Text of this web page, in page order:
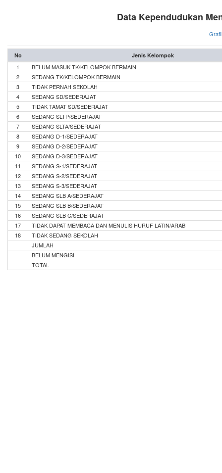
Data Kependudukan
No Jenis Kelompok
1
BELUM MASUK TK/KELOMPOK BERMAIN
2
SEDANG TK/KELOMPOK BERMAIN
3
TIDAK PERNAH SEKOLAH
4
SEDANG SD/SEDERAJAT
5
TIDAK TAMAT SD/SEDERAJAT
6
SEDANG SLTP/SEDERAJAT
7
SEDANG SLTA/SEDERAJAT
8
SEDANG D-1/SEDERAJAT
9
SEDANG D-2/SEDERAJAT
10
SEDANG D-3/SEDERAJAT
11
SEDANG S-1/SEDERAJAT
12
SEDANG S-2/SEDERAJAT
13
SEDANG S-3/SEDERAJAT
14
SEDANG SLB A/SEDERAJAT
15
SEDANG SLB B/SEDERAJAT
16
SEDANG SLB C/SEDERAJAT
17
TIDAK DAPAT MEMBACA DAN MENULIS HURUF LATIN/ARAB
18
TIDAK SEDANG SEKOLAH
JUMLAH
BELUM MENGISI
TOTAL